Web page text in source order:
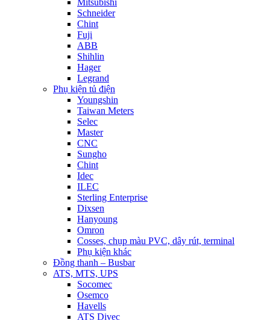
Mitsubishi
Schneider
Chint
Fuji
ABB
Shihlin
Hager
Legrand
Phụ kiện tủ điện
Youngshin
Taiwan Meters
Selec
Master
CNC
Sungho
Chint
Idec
ILEC
Sterling Enterprise
Dixsen
Hanyoung
Omron
Cosses, chụp màu PVC, dây rút, terminal
Phụ kiện khác
Đồng thanh – Busbar
ATS, MTS, UPS
Socomec
Osemco
Havells
ATS Divec